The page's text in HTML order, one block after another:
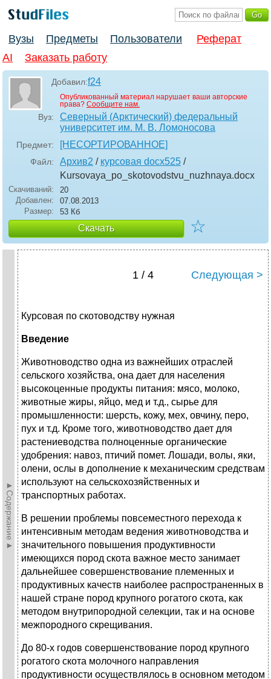
Вузы Предметы Пользователи
Реферат
AI
Заказать работу
Добавил:f24
Опубликованный материал нарушает ваши авторские
права? Сообщите нам.
Вуз:
Северный (Арктический) федеральный
университет им. М. В. Ломоносова
Предмет: [НЕСОРТИРОВАННОЕ]
Файл: Архив2 / курсовая docx525 /
Kursovaya_po_skotovodstvu_nuzhnaya.docx
Скачиваний:
20
Добавлен:
07.08.2013
Размер:
53 Кб
Скачать ☆
►Содержание►
1 / 4 Следующая >
Курсовая по скотоводству нужная
Введение
Животноводство одна из важнейших отраслей
сельского хозяйства, она дает для населения
высокоценные продукты питания: мясо, молоко,
животные жиры, яйцо, мед и т.д., сырье для
промышленности: шерсть, кожу, мех, овчину, перо,
пух и т.д. Кроме того, животноводство дает для
растениеводства полноценные органические
удобрения: навоз, птичий помет. Лошади, волы, яки,
олени, ослы в дополнение к механическим средствам
используют на сельскохозяйственных и
транспортных работах.
В решении проблемы повсеместного перехода к
интенсивным методам ведения животноводства и
значительного повышения продуктивности
имеющихся пород скота важное место занимает
дальнейшее совершенствование племенных и
продуктивных качеств наиболее распространенных в
нашей стране пород крупного рогатого скота, как
методом внутрипородной селекции, так и на основе
межпородного скрещивания.
До 80-х годов совершенствование пород крупного
рогатого скота молочного направления
продуктивности осуществлялось в основном методом